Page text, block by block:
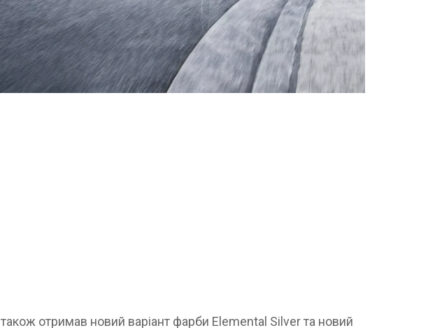
також отримав новий варіант фарби Elemental Silver та новий